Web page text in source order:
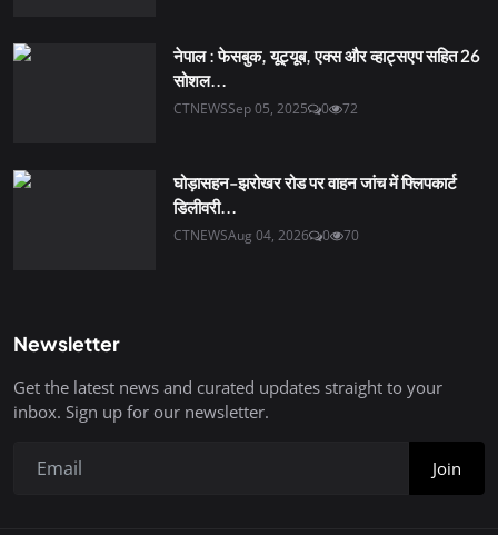
नेपाल : फेसबुक, यूट्यूब, एक्स और व्हाट्सएप सहित 26
सोशल...
CTNEWSSep 05, 2025 0 72
घोड़ासहन-झरोखर रोड पर वाहन जांच में फ्लिपकार्ट
डिलीवरी...
CTNEWSAug 04, 2026 0 70
Newsletter
Get the latest news and curated updates straight to your
inbox. Sign up for our newsletter.
Join